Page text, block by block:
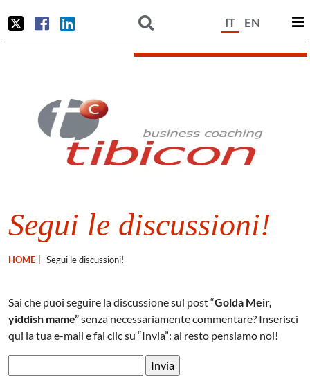
IT EN
Segui le discussioni!
HOME Segui le discussioni!
Sai che puoi seguire la discussione sul post “Golda Meir,
yiddish mame”senza necessariamente commentare? Inserisci
qui la tua e-mail e fai clic su “Invia”: al resto pensiamo noi!